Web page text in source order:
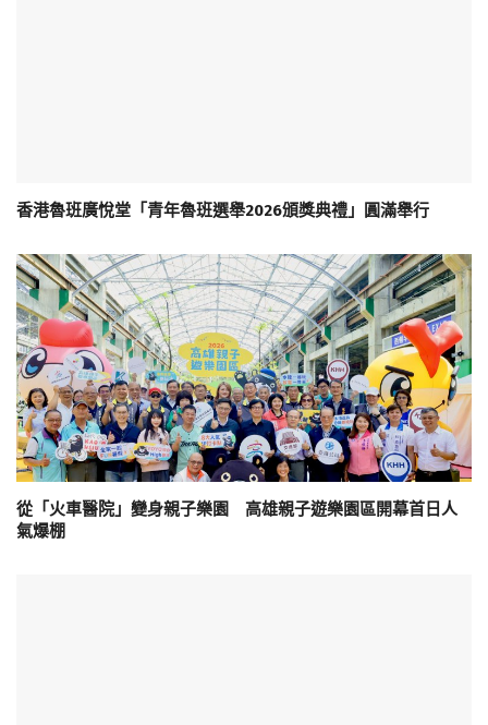
香港魯班廣悅堂「青年魯班選舉2026頒獎典禮」圓滿舉行
從「火車醫院」變身親子樂園 高雄親子遊樂園區開幕首日人
氣爆棚